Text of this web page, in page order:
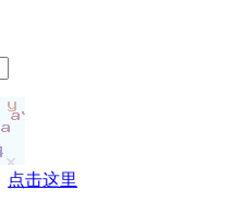
点击这里